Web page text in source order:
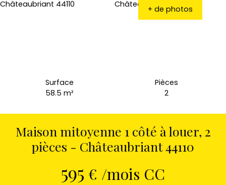
+ de photos
Surface
58.5m²
Pièces
2
Maison mitoyenne 1 côté à louer, 2
pièces - Châteaubriant 44110
595 € /mois CC